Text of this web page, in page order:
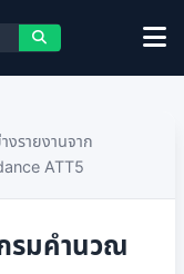
งรายงานจาก
ATT5
รมคำนวณ